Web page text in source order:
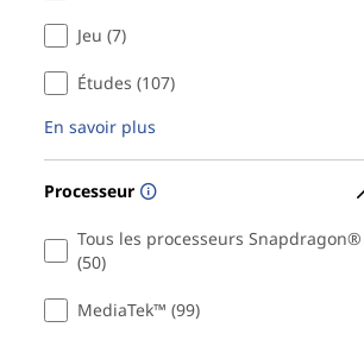
Jeu (7)
Études (107)
En savoir plus
Processeur
Tous les processeurs Snapdragon®
(50)
MediaTek™ (99)